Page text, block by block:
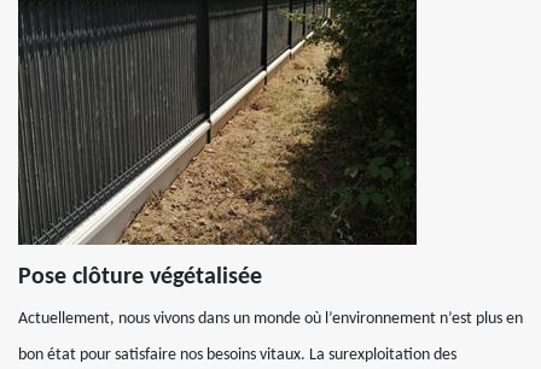
Pose clôture végétalisée
Actuellement, nous vivons dans un monde où l’environnement n’est plus en
bon état pour satisfaire nos besoins vitaux. La surexploitation des